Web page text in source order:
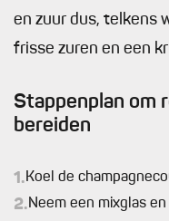
en zuur dus, telkens
frisse zuren en een
Stappenplan om
bereiden
1.Koel de
2.Neem een mixglas